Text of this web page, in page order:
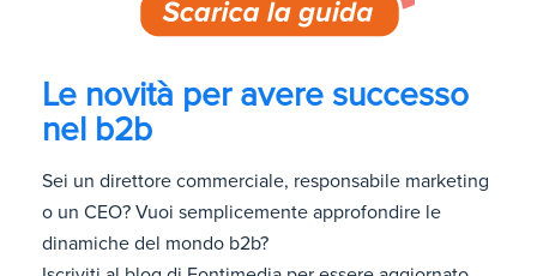
Le novità per avere successo
nel b2b
Sei un direttore commerciale, responsabile marketing
o un CEO? Vuoi semplicemente approfondire le
dinamiche del mondo b2b?